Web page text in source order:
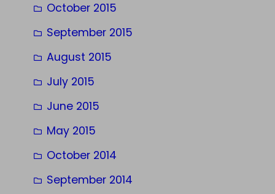
October 2015
September 2015
August 2015
July 2015
June 2015
May 2015
October 2014
September 2014